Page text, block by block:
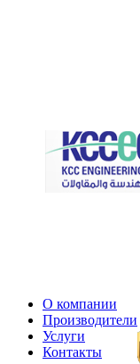
О компании
Производители
Услуги
Контакты